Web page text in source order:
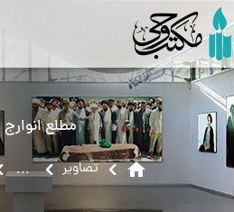
مطلع انوارج 12
home تصاویر ...